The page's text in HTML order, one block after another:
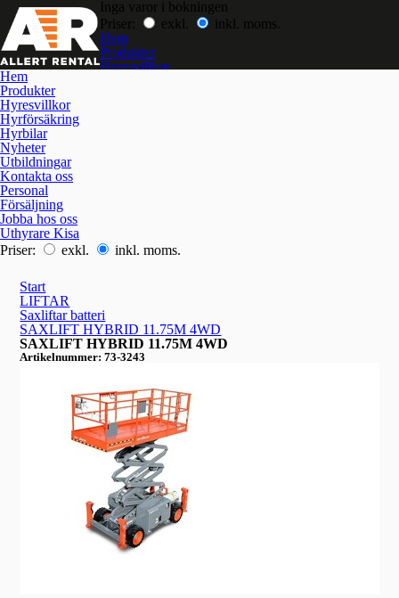
Hem
Produkter
Hyresvillkor
Hyrförsäkring
Hyrbilar
Nyheter
Utbildningar
Kontakta oss
Personal
Försäljning
Jobba hos oss
Uthyrare Kisa
Priser:
exkl. inkl. moms.
Inga varor i bokningen
Priser:
exkl.
inkl. moms.
Hem
Produkter
Hyresvillkor
Hyrbilar
Nyheter
Utbildningar
Kontakta oss
Jobba hos oss
Start
LIFTAR
Saxliftar batteri
SAXLIFT HYBRID 11.75M 4WD
SAXLIFT HYBRID 11.75M 4WD
Artikelnummer: 73-3243